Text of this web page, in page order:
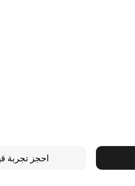
احجز تجربة